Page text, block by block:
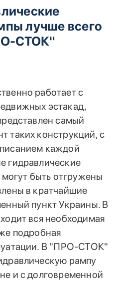
лучше всего
СТОК"
работает с
эстакад,
самый
таких конструкций, с
каждой
гидравлические
быть отгружены
в кратчайшие
пункт Украины. В
вся необходимая
подробная
В "ПРО-СТОК"
рампу
и с долговременной